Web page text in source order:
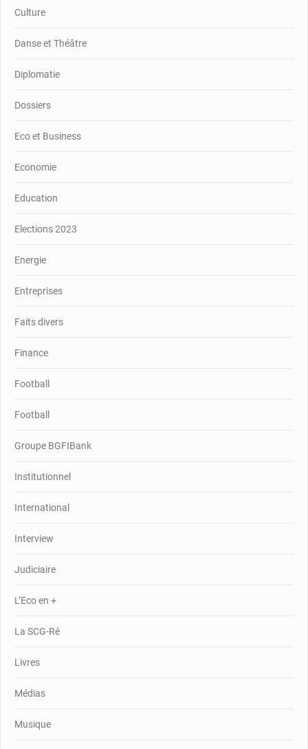
Culture
Danse et Théâtre
Diplomatie
Dossiers
Eco et Business
Economie
Education
Elections 2023
Energie
Entreprises
Faits divers
Finance
Football
Football
Groupe BGFIBank
Institutionnel
International
Interview
Judiciaire
L’Eco en +
La SCG-Ré
Livres
Médias
Musique